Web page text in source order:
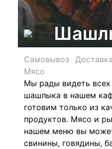
Самовывоз Доставка
Мясо
Мы рады видеть всех
шашлыка в нашем
готовим только из
продуктов. Мясо и
нашем меню вы
свинины, говядины,